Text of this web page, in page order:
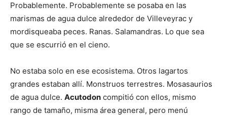
Probablemente. Probablemente se posaba en las
marismas de agua dulce alrededor de Villeveyrac y
mordisqueaba peces. Ranas. Salamandras. Lo que sea
que se escurrió en el cieno.
No estaba solo en ese ecosistema. Otros lagartos
grandes estaban allí. Monstruos terrestres. Mosasaurios
de agua dulce. Acutodon compitió con ellos, mismo
rango de tamaño, misma área general, pero menú